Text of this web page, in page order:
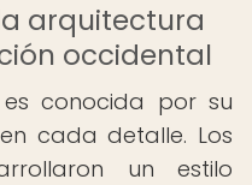
arquitectura
occidental
conocida por su
cada detalle. Los
un estilo